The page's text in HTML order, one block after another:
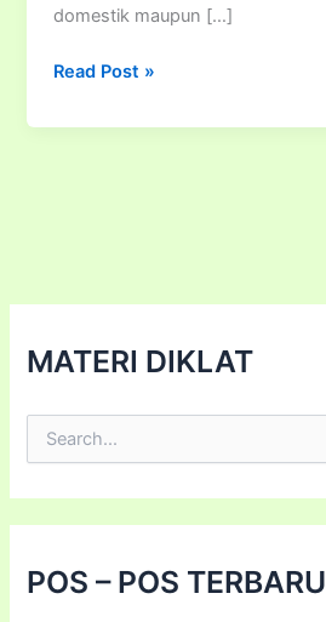
domestik maupun […]
Pedoman
Event
Read Post »
MATERI DIKLAT
i
u
t
uPOS – POS TERBARU